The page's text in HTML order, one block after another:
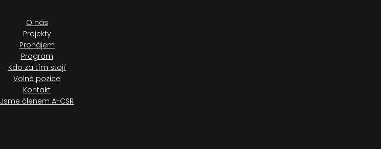
O nás
Projekty
Pronájem
Program
Kdo za tím stojí
Volné pozice
Kontakt
Jsme členem A-CSR